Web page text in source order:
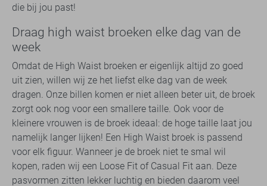
die bij jou past!
Draag high waist broeken elke dag van de
week
Omdat de High Waist broeken er eigenlijk altijd zo goed
uit zien, willen wij ze het liefst elke dag van de week
dragen. Onze billen komen er niet alleen beter uit, de broek
zorgt ook nog voor een smallere taille. Ook voor de
kleinere vrouwen is de broek ideaal: de hoge taille laat jou
namelijk langer lijken! Een High Waist broek is passend
voor elk figuur. Wanneer je de broek niet te smal wil
kopen, raden wij een Loose Fit of Casual Fit aan. Deze
pasvormen zitten lekker luchtig en bieden daarom veel